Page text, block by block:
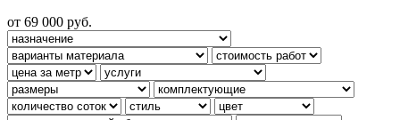
от 69 000 руб.